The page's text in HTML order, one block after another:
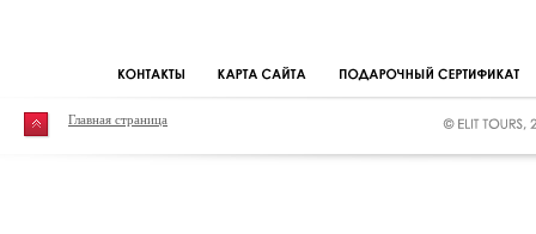
Главная страница